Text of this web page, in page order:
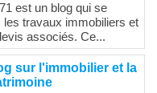
est un blog qui se
les travaux immobiliers et
associés. Ce...
sur l'immobilier et la